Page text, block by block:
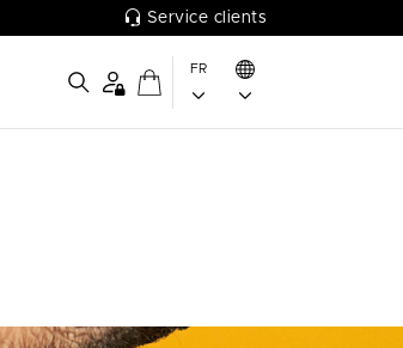
Service clients
FR